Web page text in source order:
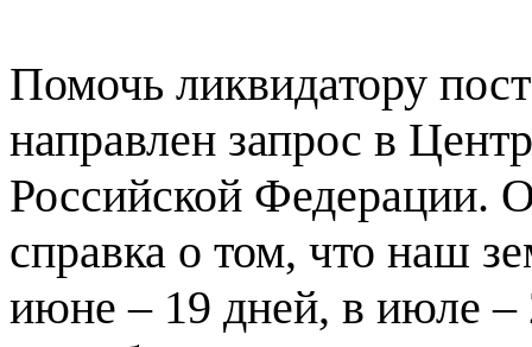
Помочь ликвидатору
направлен запрос в
Российской Федерации.
справка о том, что наш
июне – 19 дней, в июле –